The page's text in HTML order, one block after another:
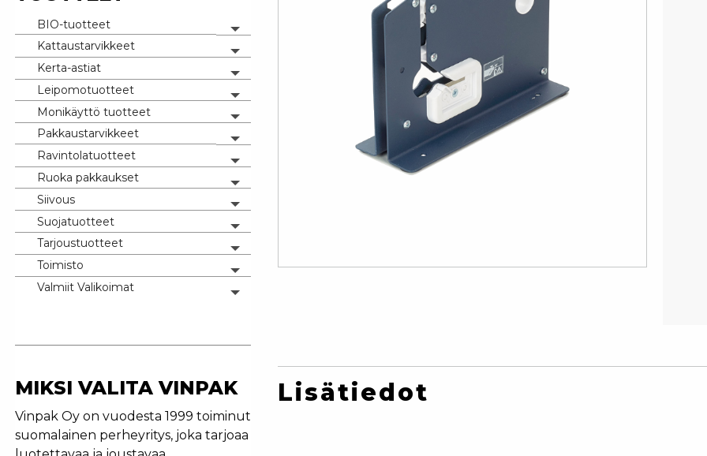
BIO-tuotteet
Toggle menu
Kattaustarvikkeet
Toggle menu
Kerta-astiat
Toggle menu
Leipomotuotteet
Toggle menu
Monikäyttö tuotteet
Toggle menu
Pakkaustarvikkeet
Toggle menu
Ravintolatuotteet
Toggle menu
Ruoka pakkaukset
Toggle menu
Siivous
Toggle menu
Suojatuotteet
Toggle menu
Tarjoustuotteet
Toggle menu
Toimisto
Toggle menu
Valmiit Valikoimat
Toggle menu
MIKSI VALITA VINPAK
Vinpak Oy on vuodesta 1999 toiminut
suomalainen perheyritys, joka tarjoaa
Lisätiedot